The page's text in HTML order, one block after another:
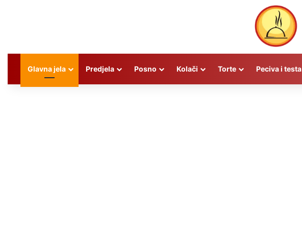
Glavna jela Predjela Posno Kolači Torte Peciva i testa